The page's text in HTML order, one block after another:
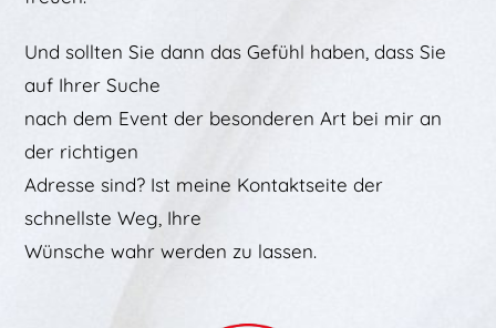
Und sollten Sie dann das Gefühl haben, dass Sie
auf Ihrer Suche
nach dem Event der besonderen Art bei mir an
der richtigen
Adresse sind? Ist meine Kontaktseite der
schnellste Weg, Ihre
Wünsche wahr werden zu lassen.